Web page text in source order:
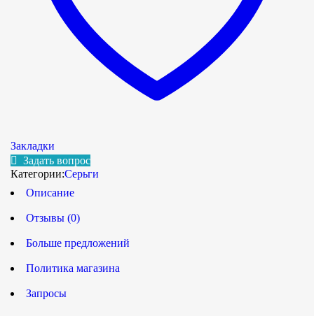
Закладки
Задать вопрос
Категории:Серьги
Описание
Отзывы (0)
Больше предложений
Политика магазина
Запросы